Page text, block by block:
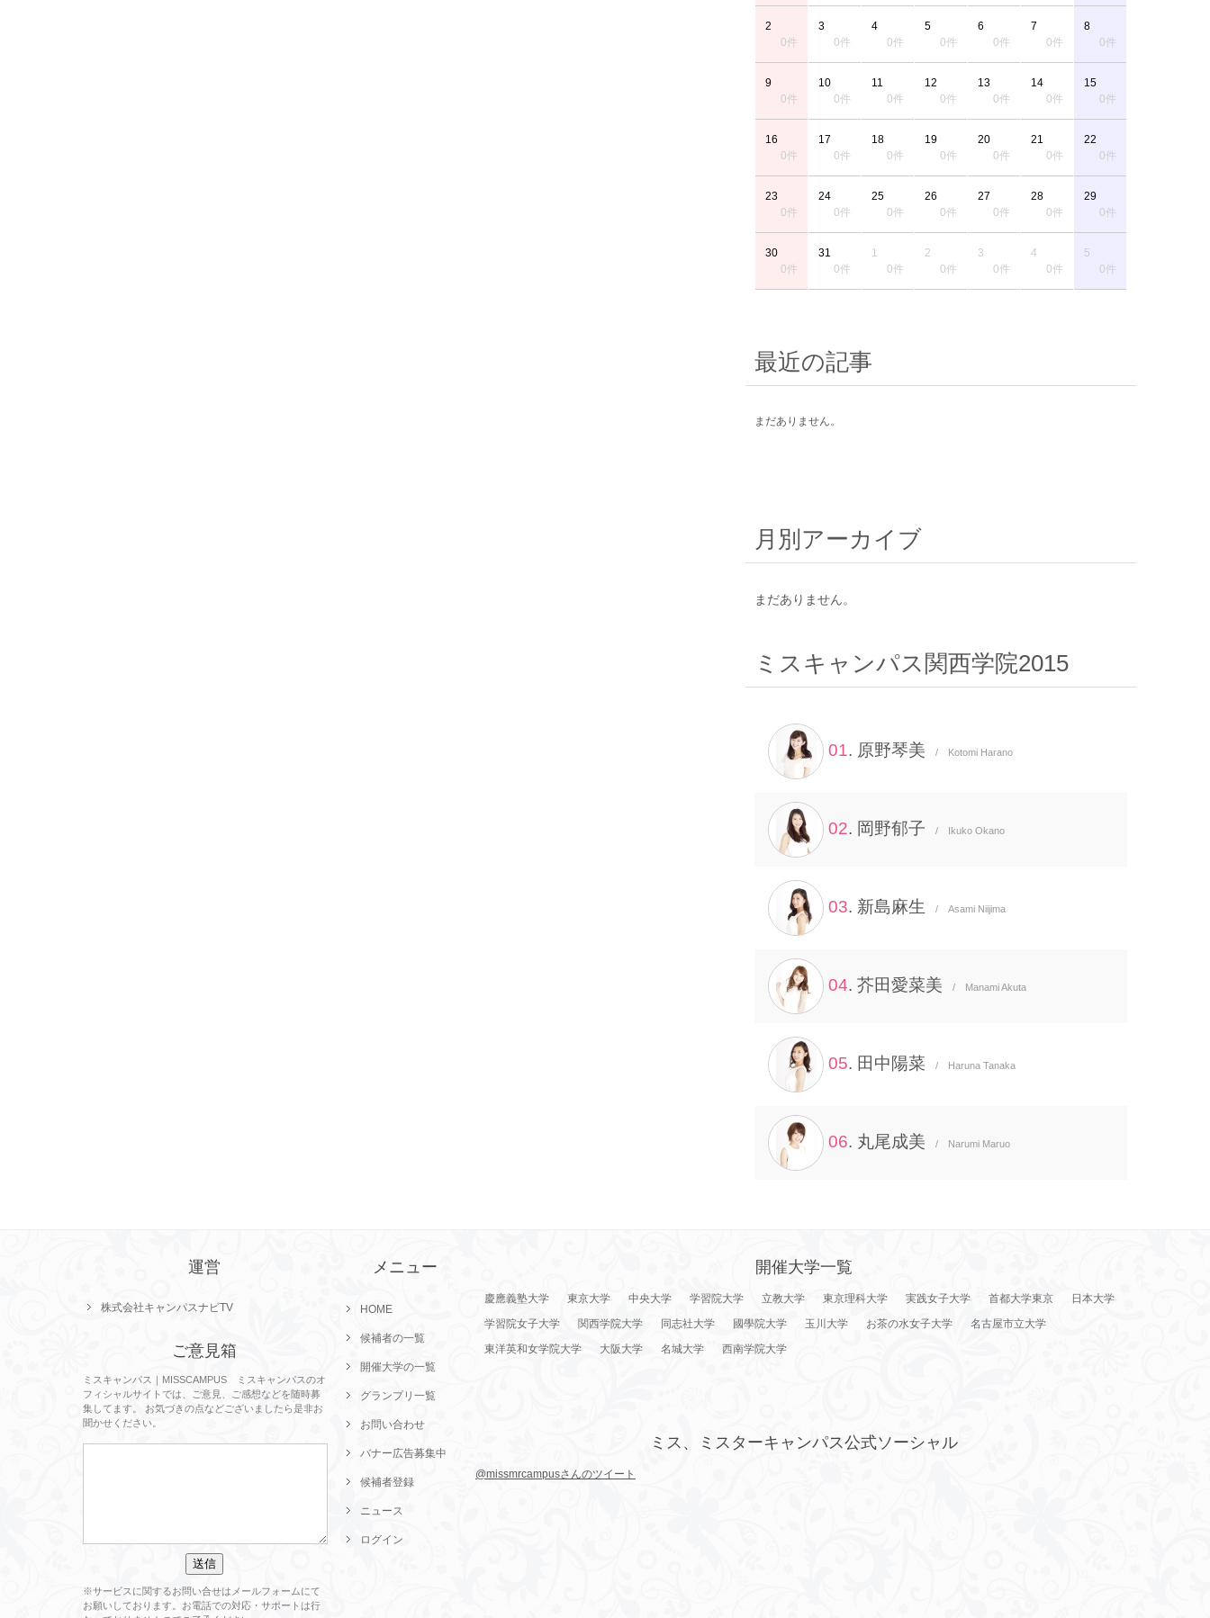
2
0件
3
0件
4
0件
5
0件
6
0件
7
0件
8
0件
9
0件
10
0件
11
0件
12
0件
13
0件
14
0件
15
0件
16
0件
17
0件
18
0件
19
0件
20
0件
21
0件
22
0件
23
0件
24
0件
25
0件
26
0件
27
0件
28
0件
29
0件
30
0件
31
0件
1
0件
2
0件
3
0件
4
0件
5
0件
最近の記事
まだありません。
月別アーカイブ
まだありません。
ミスキャンパス関西学院2015
01. 原野琴美 / Kotomi Harano
02. 岡野郁子 / Ikuko Okano
03. 新島麻生 / Asami Niijima
04. 芥田愛菜美 / Manami Akuta
05. 田中陽菜 / Haruna Tanaka
06. 丸尾成美 / Narumi Maruo
運営
株式会社キャンパスナビTV
ご意見箱
ミスキャンパス｜MISSCAMPUS ミスキャンパスのオ
フィシャルサイトでは、ご意見、ご感想などを随時募
集してます。 お気づきの点などございましたら是非お
聞かせください。
※サービスに関するお問い合せはメールフォームにて
お願いしております。お電話での対応・サポートは行
メニュー
HOME
候補者の一覧
開催大学の一覧
グランプリ一覧
お問い合わせ
バナー広告募集中
候補者登録
ニュース
ログイン
開催大学一覧
慶應義塾大学 東京大学 中央大学 学習院大学 立教大学 東京理科大学 実践女子大学 首都大学東京
日本大学
学習院女子大学
関西学院大学 同志社大学 國學院大学 玉川大学 お茶の水女子大学
名古屋市立大学
東洋英和女学院大学
大阪大学 名城大学 西南学院大学
ミス、ミスターキャンパス公式ソーシャル
@missmrcampusさんのツイート